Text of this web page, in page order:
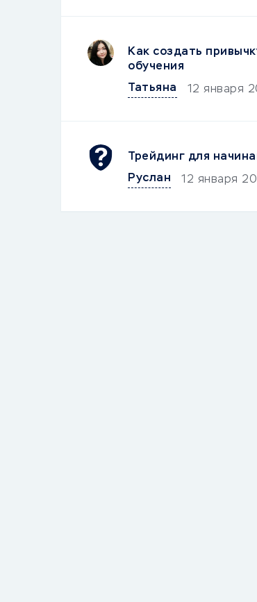
Как создать
обучения
Татьяна
12 января
Трейдинг для
Руслан
12 января